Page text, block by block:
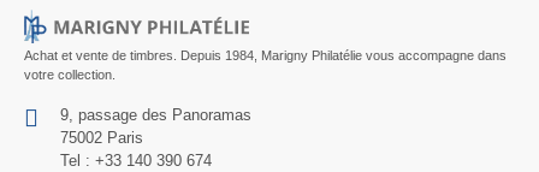
Achat et vente de timbres. Depuis 1984, Marigny Philatélie vous accompagne dans
votre collection.
9, passage des Panoramas
75002 Paris
Tel : +33 140 390 674